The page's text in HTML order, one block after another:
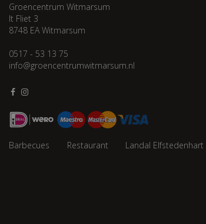
Groencentrum Witmarsum
It Fliet 3
8748 EA Witmarsum
0517 - 53 13 75
info@groencentrumwitmarsum.nl
Barbecues Restaurant Landal Elfstedenhart